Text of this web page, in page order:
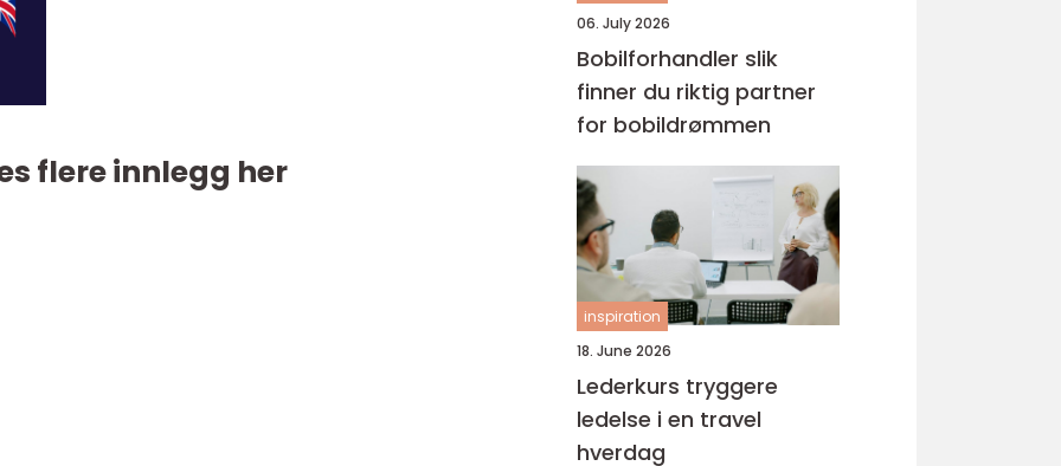
flere innlegg her
06. July 2026
Bobilforhandler slik
finner du riktig partner
for bobildrømmen
inspiration
18. June 2026
Lederkurs tryggere
ledelse i en travel
hverdag